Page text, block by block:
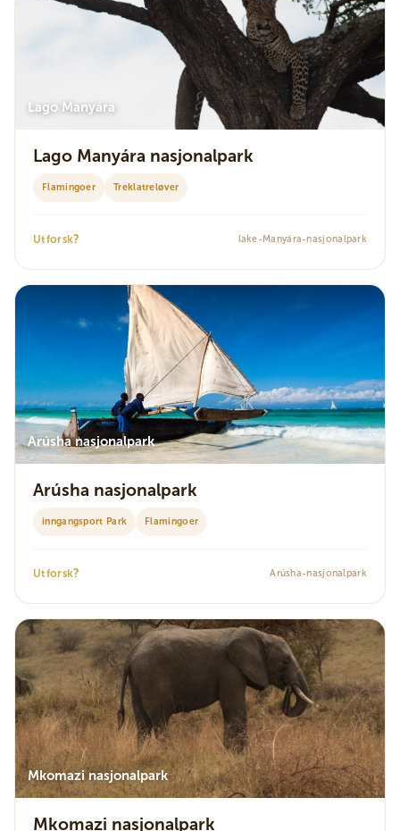
Lago Manyára
Lago Manyára nasjonalpark
Flamingoer Treklatreløver
Utforsk? lake-Manyára-nasjonalpark
Arúsha nasjonalpark
Arúsha nasjonalpark
inngangsport Park Flamingoer
Utforsk? Arúsha-nasjonalpark
Mkomazi nasjonalpark
Mkomazi nasjonalpark